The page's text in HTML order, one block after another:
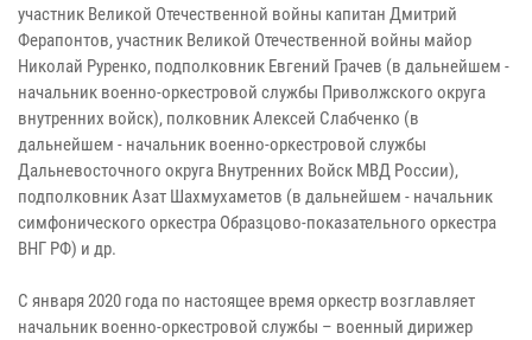
участник Великой Отечественной войны капитан Дмитрий
Ферапонтов, участник Великой Отечественной войны майор
Николай Руренко, подполковник Евгений Грачев (в дальнейшем -
начальник военно-оркестровой службы Приволжского округа
внутренних войск), полковник Алексей Слабченко (в
дальнейшем - начальник военно-оркестровой службы
Дальневосточного округа Внутренних Войск МВД России),
подполковник Азат Шахмухаметов (в дальнейшем - начальник
симфонического оркестра Образцово-показательного оркестра
ВНГ РФ) и др.
С января 2020 года по настоящее время оркестр возглавляет
начальник военно-оркестровой службы – военный дирижер